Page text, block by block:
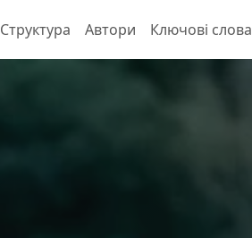
Структура Автори Ключові слова